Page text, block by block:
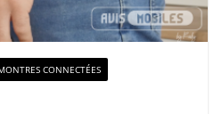
CONNECTÉES